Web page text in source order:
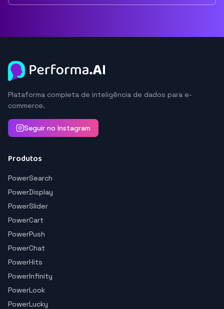
Plataforma completa de inteligência de dados para e-
commerce.
Seguir no Instagram
Produtos
PowerSearch
PowerDisplay
PowerSlider
PowerCart
PowerPush
PowerChat
PowerHits
PowerInfinity
PowerLook
PowerLucky